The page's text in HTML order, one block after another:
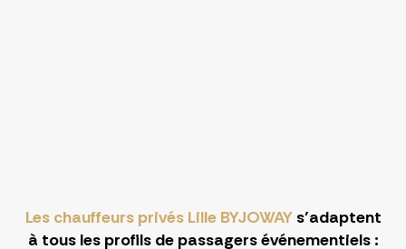
Les chauffeurs privés Lille BYJOWAY s’adaptent
à tous les profils de passagers événementiels :